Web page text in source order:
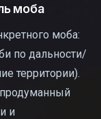
моба
моба:
по дальности/
территории).
и